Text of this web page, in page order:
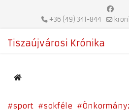
+36 (49) 341-844
Tiszaújvárosi Krónika
Home
sport sokféle